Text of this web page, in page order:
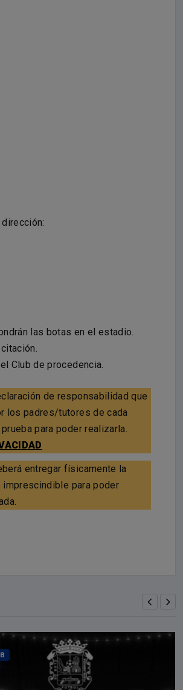
las botas en el estadio.
Club de procedencia.
de responsabilidad que
los padres/tutores de cada
para poder realizarla.
entregar físicamente la
imprescindible para poder
MARCOS MAURO
DEFENSA